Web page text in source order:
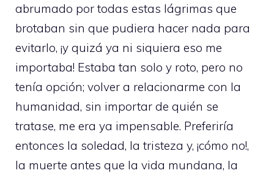
abrumado por todas estas lágrimas que
brotaban sin que pudiera hacer nada para
evitarlo, ¡y quizá ya ni siquiera eso me
importaba! Estaba tan solo y roto, pero no
tenía opción; volver a relacionarme con la
humanidad, sin importar de quién se
tratase, me era ya impensable. Preferiría
entonces la soledad, la tristeza y, ¡cómo no!,
la muerte antes que la vida mundana, la